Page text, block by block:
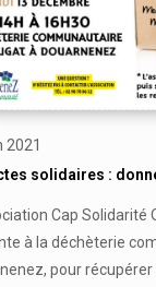
2021
solidaires :
Cap
à la déchèterie
pour